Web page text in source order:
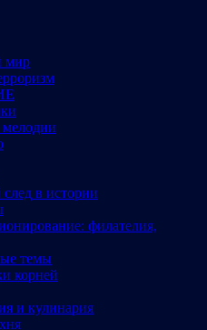
мир
в истории
филателия,
темы
корней
и кулинария